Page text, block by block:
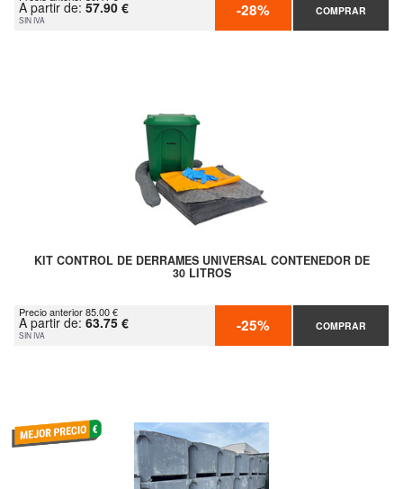
A partir de: 57.90 €
SIN IVA -28% COMPRAR
KIT CONTROL DE DERRAMES UNIVERSAL CONTENEDOR DE
30 LITROS
Precio anterior 85.00 €
A partir de: 63.75 €
SIN IVA -25% COMPRAR